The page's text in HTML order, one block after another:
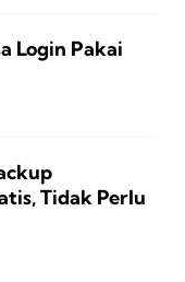
Login Pakai
Tidak Perlu